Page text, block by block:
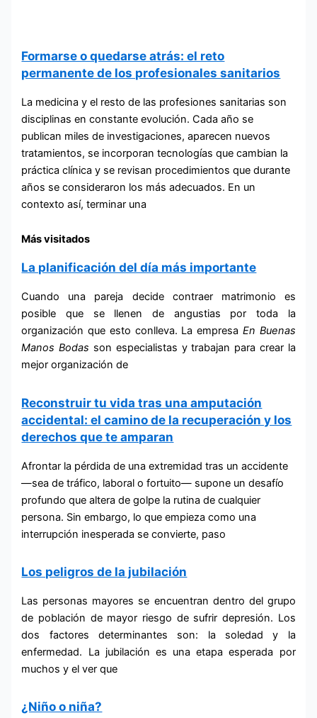
Formarse o quedarse atrás: el reto
permanente de los profesionales sanitarios
La medicina y el resto de las profesiones sanitarias son
disciplinas en constante evolución. Cada año se
publican miles de investigaciones, aparecen nuevos
tratamientos, se incorporan tecnologías que cambian la
práctica clínica y se revisan procedimientos que durante
años se consideraron los más adecuados. En un
contexto así, terminar una
Más visitados
La planificación del día más importante
Cuando una pareja decide contraer matrimonio es
posible que se llenen de angustias por toda la
organización que esto conlleva. La empresa En Buenas
Manos Bodas son especialistas y trabajan para crear la
mejor organización de
Reconstruir tu vida tras una amputación
accidental: el camino de la recuperación y los
derechos que te amparan
Afrontar la pérdida de una extremidad tras un accidente
—sea de tráfico, laboral o fortuito— supone un desafío
profundo que altera de golpe la rutina de cualquier
persona. Sin embargo, lo que empieza como una
interrupción inesperada se convierte, paso
Los peligros de la jubilación
Las personas mayores se encuentran dentro del grupo
de población de mayor riesgo de sufrir depresión. Los
dos factores determinantes son: la soledad y la
enfermedad. La jubilación es una etapa esperada por
muchos y el ver que
¿Niño o niña?